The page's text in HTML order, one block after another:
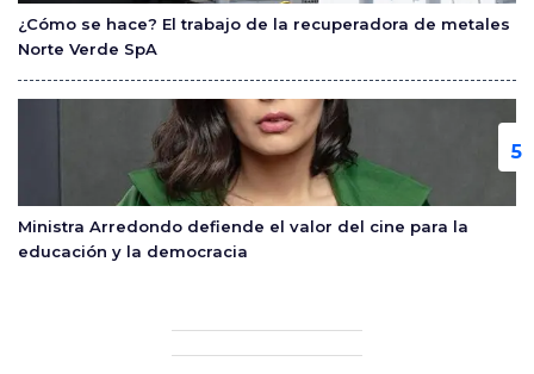
¿Cómo se hace? El trabajo de la recuperadora de metales
Norte Verde SpA
Ministra Arredondo defiende el valor del cine para la
educación y la democracia